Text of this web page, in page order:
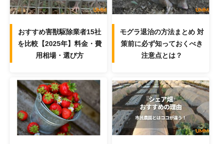
おすすめ害獣駆除業者15社
を比較【2025年】料金・費
用相場・選び方
モグラ退治の方法まとめ 対
策前に必ず知っておくべき
注意点とは？